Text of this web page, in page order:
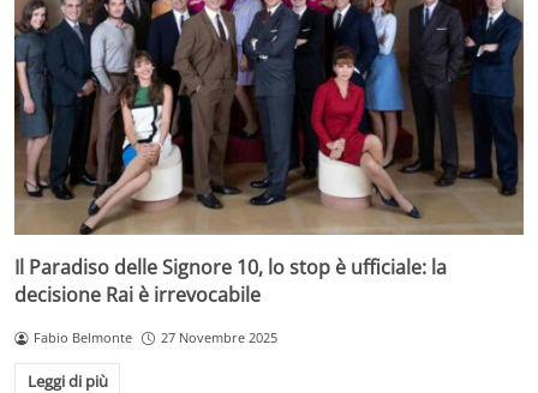
Il Paradiso delle Signore 10, lo stop è ufficiale: la
decisione Rai è irrevocabile
Fabio Belmonte 27 Novembre 2025
Leggi di più